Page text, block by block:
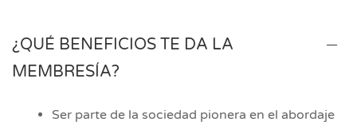
¿QUÉ BENEFICIOS TE DA LA
MEMBRESÍA?
Ser parte de la sociedad pionera en el abordaje